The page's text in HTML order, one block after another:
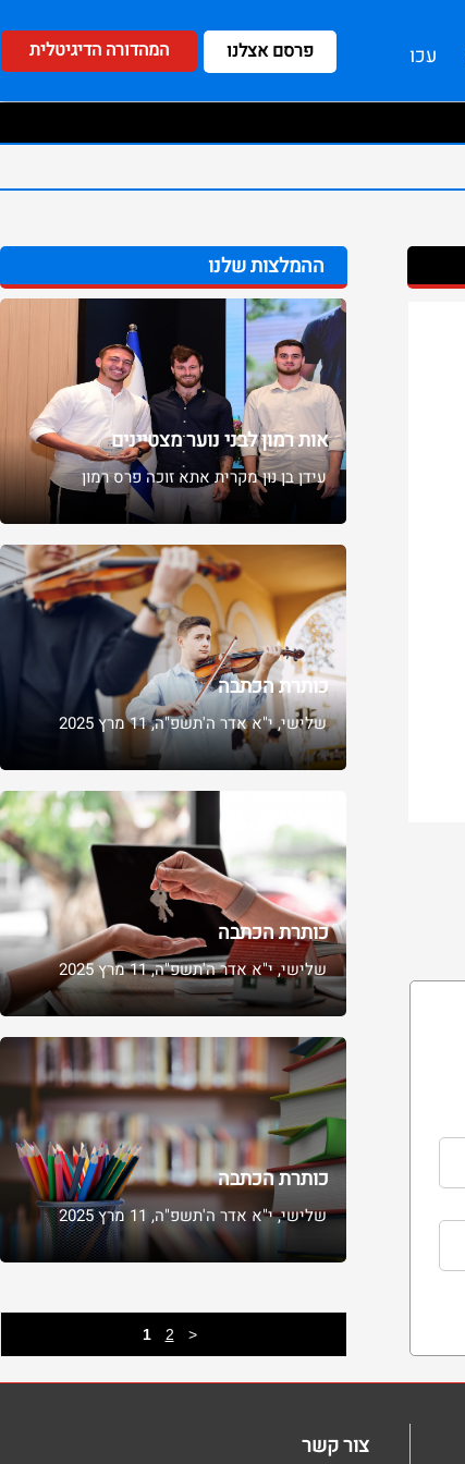
ההמלצות שלנו
1 2 >
אות רמון לבני נוער מצטיינים
עידן בן נון מקרית אתא זוכה פרס ​רמון
כותרת הכתבה
שלישי, י"א אדר ה'תשפ"ה, 11 מרץ 2025​
כותרת הכתבה
שלישי, י"א אדר ה'תשפ"ה, 11 מרץ 2025​
כותרת הכתבה
שלישי, י"א אדר ה'תשפ"ה, 11 מרץ 2025​
צור קשר
עכו פרסם אצלנו המהדורה הדיגיטלית